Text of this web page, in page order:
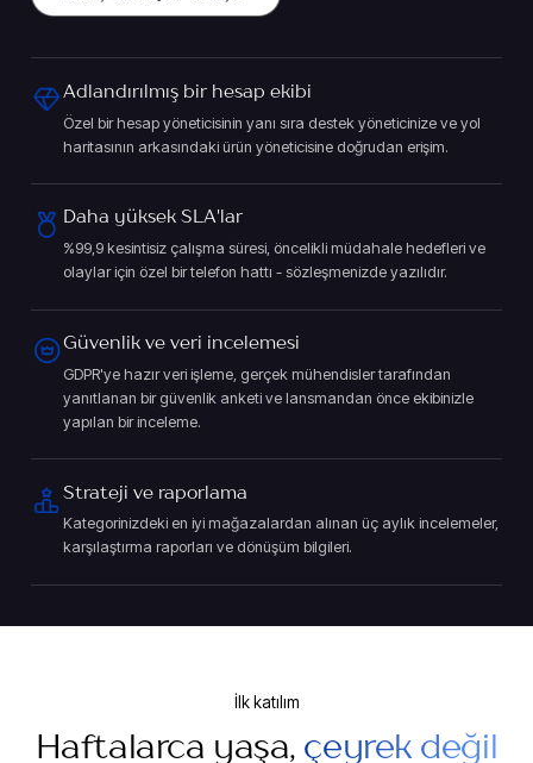
Adlandırılmış bir hesap ekibi
Özel bir hesap yöneticisinin yanı sıra destek yöneticinize ve yol
haritasının arkasındaki ürün yöneticisine doğrudan erişim.
Daha yüksek SLA'lar
%99,9 kesintisiz çalışma süresi, öncelikli müdahale hedefleri ve
olaylar için özel bir telefon hattı - sözleşmenizde yazılıdır.
Güvenlik ve veri incelemesi
GDPR'ye hazır veri işleme, gerçek mühendisler tarafından
yanıtlanan bir güvenlik anketi ve lansmandan önce ekibinizle
yapılan bir inceleme.
Strateji ve raporlama
Kategorinizdeki en iyi mağazalardan alınan üç aylık incelemeler,
karşılaştırma raporları ve dönüşüm bilgileri.
İlk katılım
Haftalarca yaşa, çeyrek değil